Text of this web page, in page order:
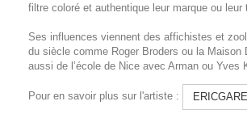
filtre coloré et authentique leur marque ou leur
Ses influences viennent des affichistes et
du siècle comme Roger Broders ou la Maison
aussi de l’école de Nice avec Arman ou Yves
Pour en savoir plus sur l'artiste :